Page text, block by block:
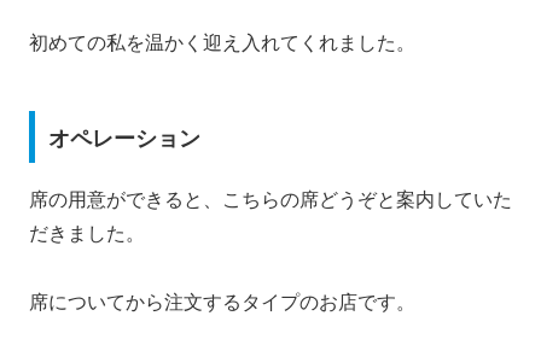
初めての私を温かく迎え入れてくれました。
オペレーション
席の用意ができると、こちらの席どうぞと案内していた
だきました。
席についてから注文するタイプのお店です。